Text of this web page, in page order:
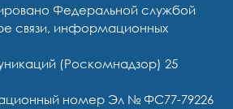
Федеральной службой
связи, информационных
(Роскомнадзор) 25
номер Эл № ФС77-79226